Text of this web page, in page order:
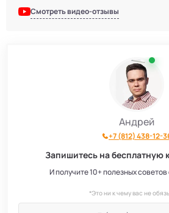
Смотреть видео-отзывы
Андрей
+7 (812) 438-12-
Запишитесь на бесплатную
И получите 10+ полезных
*Это ни к чему вас не